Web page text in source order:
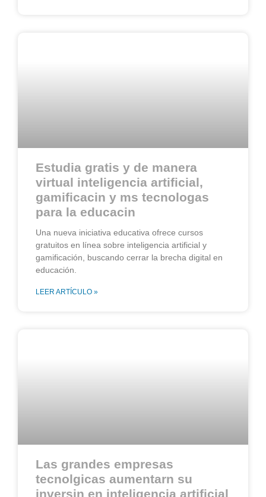
Estudia gratis y de manera
virtual inteligencia artificial,
gamificacin y ms tecnologas
para la educacin
Una nueva iniciativa educativa ofrece cursos
gratuitos en línea sobre inteligencia artificial y
gamificación, buscando cerrar la brecha digital en
educación.
LEER ARTÍCULO »
Las grandes empresas
tecnolgicas aumentarn su
inversin en inteligencia artificial